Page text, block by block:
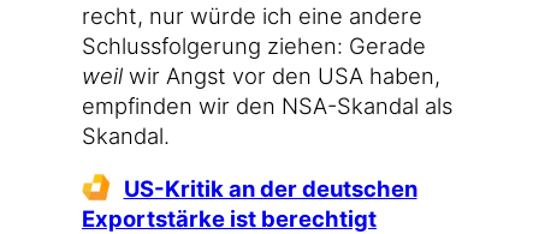
recht, nur wür­de ich eine ande­re
Schluss­fol­ge­rung zie­hen: Gera­de
weil wir Angst vor den USA haben,
emp­fin­den wir den NSA-Skandal als
Skandal.
US-Kritik an der deut­schen
Export­stär­ke ist berechtigt